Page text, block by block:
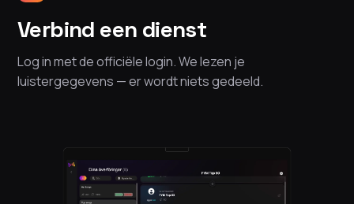
Verbind een dienst
Log in met de officiële login. We lezen je
luistergegevens — er wordt niets gedeeld.